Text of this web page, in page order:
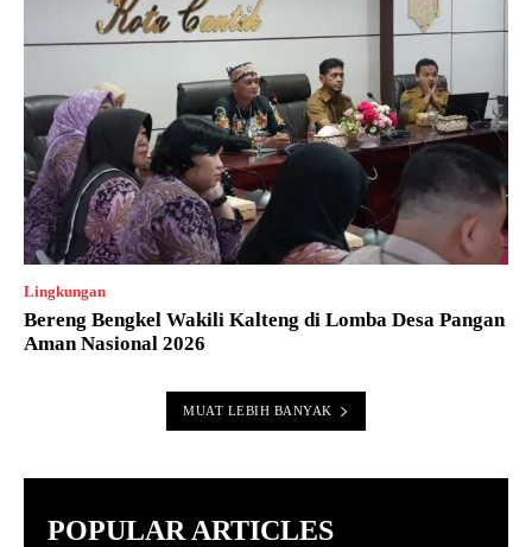
Lingkungan
Bereng Bengkel Wakili Kalteng di Lomba Desa Pangan
Aman Nasional 2026
MUAT LEBIH BANYAK
POPULAR ARTICLES